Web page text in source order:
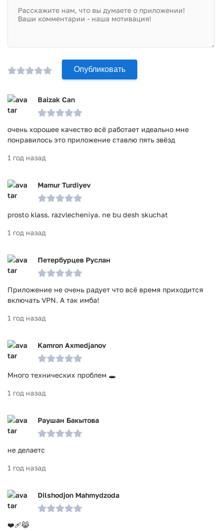
Опубликовать
Baizak Can
очень хорошее качество всё работает идеально мне
понравилось это приложение ставлю пять звёзд
1 год назад
Mamur Turdiyev
prosto klass. razvlecheniya. ne bu desh skuchat
1 год назад
Петербурцев Руслан
Приложение не очень радует что всё время приходится
включать VPN. А так имба!
1 год назад
Kamron Axmedjanov
Много технических проблем 🕳️
1 год назад
Раушан Бакытова
не делаетс
1 год назад
Dilshodjon Mahmydzoda
❤️‍🩹😹